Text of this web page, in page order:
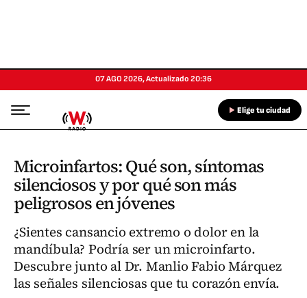
07 AGO 2026,Actualizado 20:36
Elige tu ciudad
Microinfartos: Qué son, síntomas
silenciosos y por qué son más
peligrosos en jóvenes
¿Sientes cansancio extremo o dolor en la
mandíbula? Podría ser un microinfarto.
Descubre junto al Dr. Manlio Fabio Márquez
las señales silenciosas que tu corazón envía.